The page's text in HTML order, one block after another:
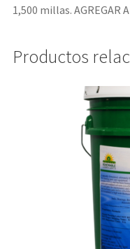
1,500 millas. AGREGAR
Productos